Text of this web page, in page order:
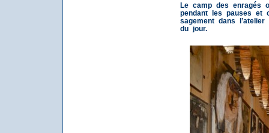
Le camp des enragés
pendant les pauses et
sagement dans
du jour.